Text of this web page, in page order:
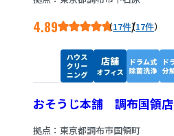
4.89 17件/17件
おそうじ本舗 調布国領店
拠点：東京都調布市国領町